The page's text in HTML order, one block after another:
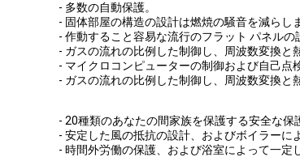
- 多数の自動保護。
- 固体部屋の構造の設計は燃焼の騒音を減らし
- 作動すること容易な流行のフラット パネルの
- ガスの流れの比例した制御し、周波数変換と
- マイクロコンピューターの制御および自己点
- ガスの流れの比例した制御し、周波数変換と
- 20種類のあなたの間家族を保護する安全な保
- 安定した風の抵抗の設計、およびボイラーに
- 時間外労働の保護、および浴室によって一定